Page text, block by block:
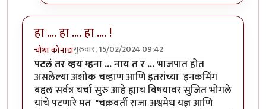
हा .... हा .... हा .... !
चौथा कोनाडागुरुवार, 15/02/2024 09:42
पटलं तर व्हय म्हना ... नाय त र ...भाजपात होत
असलेल्या अशोक चव्हाण आणि इतरांच्या इनकमिंग
बद्दल सर्वत्र चर्चा सुरु आहे ह्याच विषयावर सुजित भोगले
यांचे पटणारे मत "चक्रवर्ती राजा अश्वमेध यज्ञ आणि